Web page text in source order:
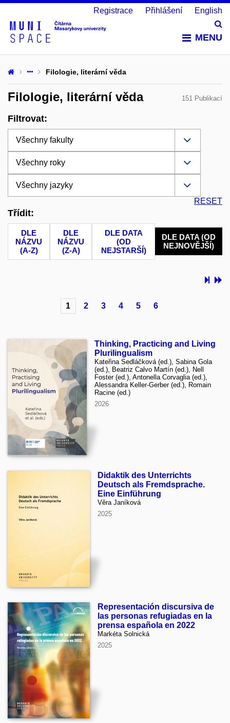
MENU
Registrace Přihlášení English
Filologie, literární věda
151 Publikací
Filologie, literární věda
Filtrovat:
RESET
Třídit:
DLE
NÁZVU
(A-Z)
DLE
NÁZVU
(Z-A)
DLE DATA
(OD
NEJSTARŠÍ)
DLE DATA (OD
NEJNOVĚJŠÍ)
1 2 3 4 5 6
Thinking, Practicing and Living
Plurilingualism
Kateřina Sedláčková (ed.), Sabina Gola
(ed.), Beatriz Calvo Martín (ed.), Nell
Foster (ed.), Antonella Corvaglia (ed.),
Alessandra Keller-Gerber (ed.), Romain
Racine (ed.)
2026
Didaktik des Unterrichts
Deutsch als Fremdsprache.
Eine Einführung
Věra Janíková
2025
Representación discursiva de
las personas refugiadas en la
prensa española en 2022
Markéta Solnická
2025